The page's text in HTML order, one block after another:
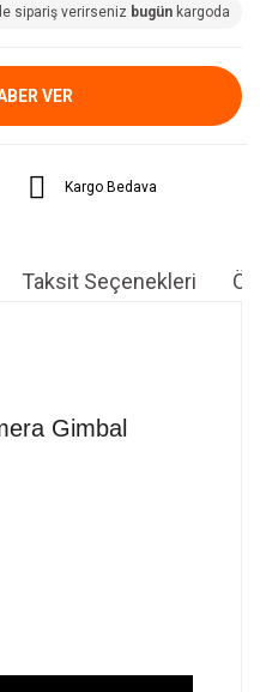
sipariş verirseniz bugün kargoda
VER
Kargo Bedava
Taksit Seçenekleri
Gimbal